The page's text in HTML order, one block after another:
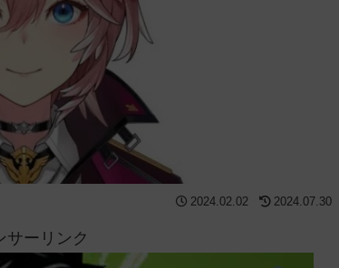
2024.02.02 2024.07.30
サーリンク